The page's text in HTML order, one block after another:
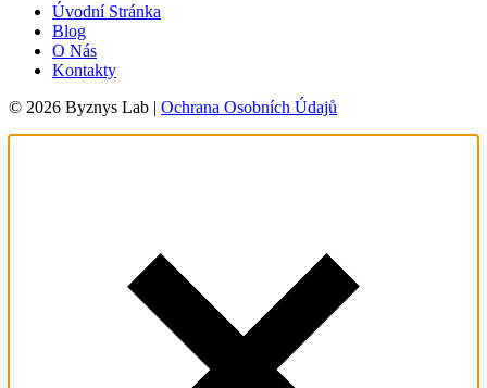
Úvodní Stránka
Blog
O Nás
Kontakty
© 2026 Byznys Lab | Ochrana Osobních Údajů